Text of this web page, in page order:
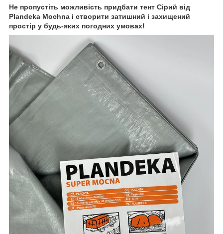
Не пропустіть можливість придбати тент Сірий від
Plandeka Mochna і створити затишний і захищений
простір у будь-яких погодних умовах!